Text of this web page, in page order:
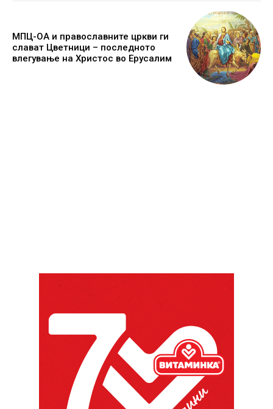
МПЦ-ОА и православните цркви ги
слават Цветници – последното
влегување на Христос во Ерусалим